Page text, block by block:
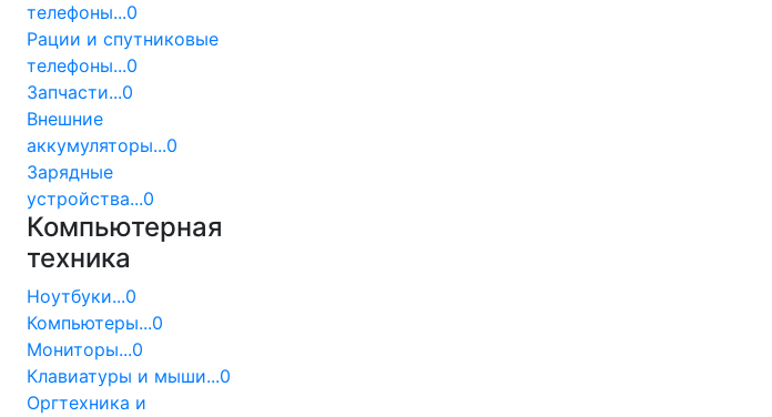
телефоны...0
Рации и спутниковые
телефоны...0
Запчасти...0
Внешние
аккумуляторы...0
Зарядные
устройства...0
Компьютерная
техника
Ноутбуки...0
Компьютеры...0
Мониторы...0
Клавиатуры и мыши...0
Оргтехника и